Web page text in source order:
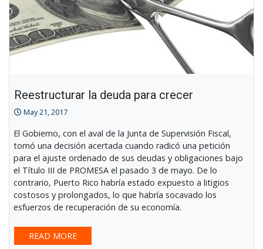
Reestructurar la deuda para crecer
May 21, 2017
El Gobierno, con el aval de la Junta de Supervisión Fiscal,
tomó una decisión acertada cuando radicó una petición
para el ajuste ordenado de sus deudas y obligaciones bajo
el Título III de PROMESA el pasado 3 de mayo. De lo
contrario, Puerto Rico habría estado expuesto a litigios
costosos y prolongados, lo que habría socavado los
esfuerzos de recuperación de su economía.
READ MORE